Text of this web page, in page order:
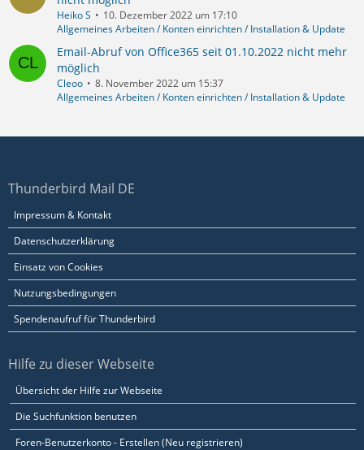
Heiko S
10. Dezember 2022 um 17:10
Allgemeines Arbeiten / Konten einrichten / Installation & Update
Email-Abruf von Office365 seit 01.10.2022 nicht mehr
möglich
Cleoo
8. November 2022 um 15:37
Allgemeines Arbeiten / Konten einrichten / Installation & Update
Thunderbird Mail DE
Impressum & Kontakt
Datenschutzerklärung
Einsatz von Cookies
Nutzungsbedingungen
Spendenaufruf für Thunderbird
Hilfe zu dieser Webseite
Übersicht der Hilfe zur Webseite
Die Suchfunktion benutzen
Foren-Benutzerkonto - Erstellen (Neu registrieren)